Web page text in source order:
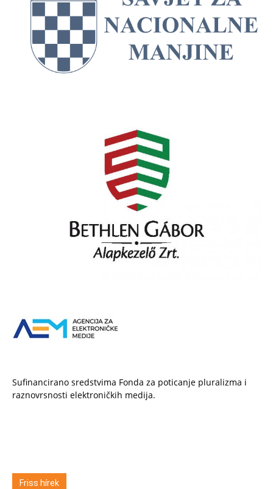
Sufinancirano sredstvima Fonda za poticanje pluralizma i
raznovrsnosti elektroničkih medija.
Friss hírek